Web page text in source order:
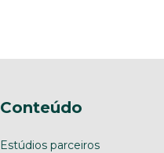
Conteúdo
Estúdios parceiros